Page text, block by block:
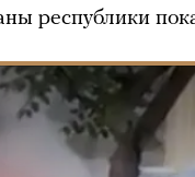
республики